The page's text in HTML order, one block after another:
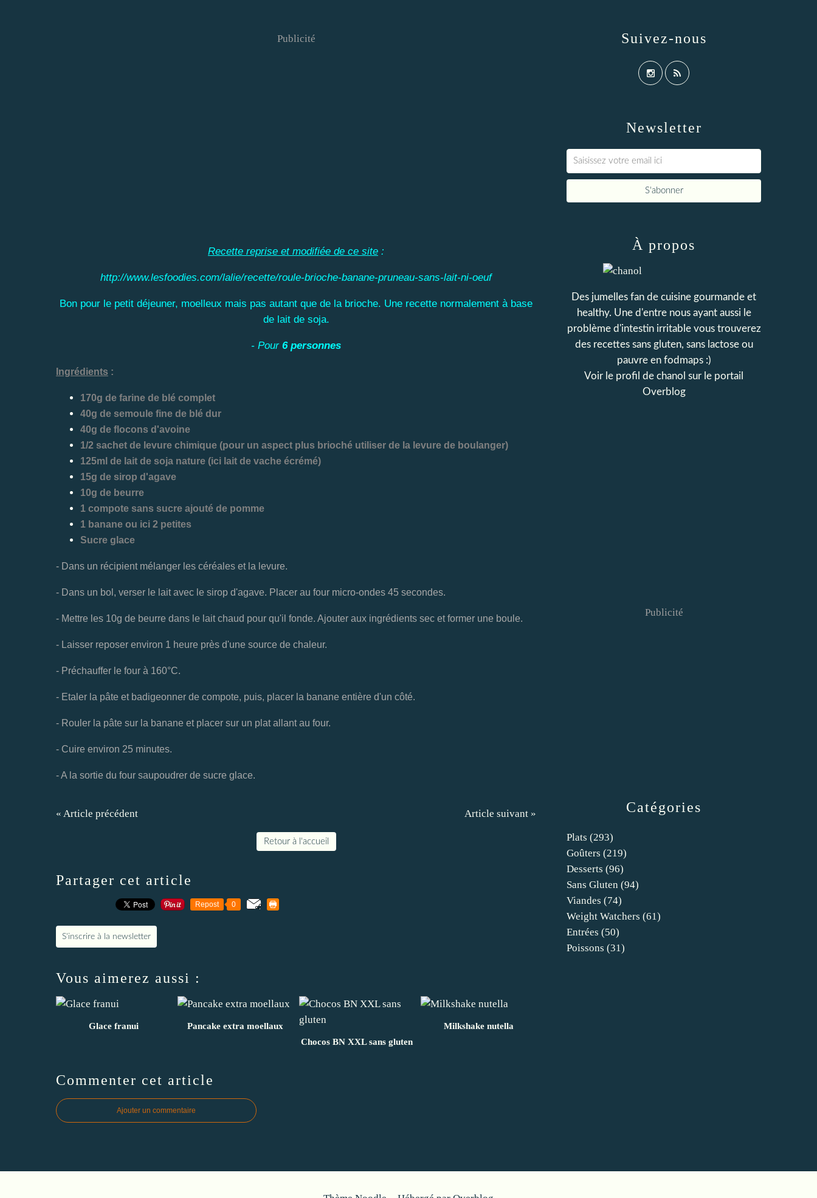
Publicité
Recette reprise et modifiée de ce site :
http://www.lesfoodies.com/lalie/recette/roule-brioche-banane-pruneau-sans-lait-ni-oeuf
Bon pour le petit déjeuner, moelleux mais pas autant que de la brioche. Une recette normalement à base
de lait de soja.
- Pour 6 personnes
Ingrédients :
170g de farine de blé complet
40g de semoule fine de blé dur
40g de flocons d'avoine
1/2 sachet de levure chimique (pour un aspect plus brioché utiliser de la levure de boulanger)
125ml de lait de soja nature (ici lait de vache écrémé)
15g de sirop d'agave
10g de beurre
1 compote sans sucre ajouté de pomme
1 banane ou ici 2 petites
Sucre glace
- Dans un récipient mélanger les céréales et la levure.
- Dans un bol, verser le lait avec le sirop d'agave. Placer au four micro-ondes 45 secondes.
- Mettre les 10g de beurre dans le lait chaud pour qu'il fonde. Ajouter aux ingrédients sec et former une boule.
- Laisser reposer environ 1 heure près d'une source de chaleur.
- Préchauffer le four à 160°C.
- Etaler la pâte et badigeonner de compote, puis, placer la banane entière d'un côté.
- Rouler la pâte sur la banane et placer sur un plat allant au four.
- Cuire environ 25 minutes.
- A la sortie du four saupoudrer de sucre glace.
« Article précédent Article suivant »
Retour à l'accueil
Partager cet article
Repost 0
S'inscrire à la newsletter
Vous aimerez aussi :
Glace franui
Pancake extra moellaux
Chocos BN XXL sans gluten
Milkshake nutella
Commenter cet article
Ajouter un commentaire
Newsletter
Catégories
Plats (293)
Goûters (219)
Desserts (96)
Sans Gluten (94)
Viandes (74)
Weight Watchers (61)
Entrées (50)
Poissons (31)
Suivez-nous
À propos
Des jumelles fan de cuisine gourmande et
healthy. Une d'entre nous ayant aussi le
problème d'intestin irritable vous trouverez
des recettes sans gluten, sans lactose ou
pauvre en fodmaps :)
Voir le profil de chanol sur le portail
Overblog
Publicité